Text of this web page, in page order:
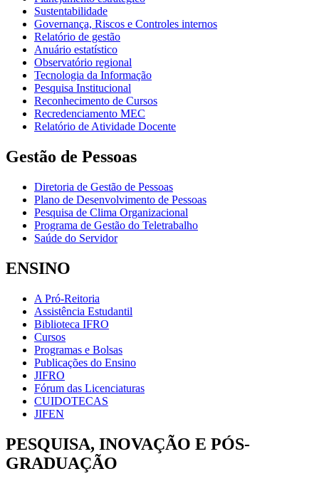
Sustentabilidade
Governança, Riscos e Controles internos
Relatório de gestão
Anuário estatístico
Observatório regional
Tecnologia da Informação
Pesquisa Institucional
Reconhecimento de Cursos
Recredenciamento MEC
Relatório de Atividade Docente
Gestão de Pessoas
Diretoria de Gestão de Pessoas
Plano de Desenvolvimento de Pessoas
Pesquisa de Clima Organizacional
Programa de Gestão do Teletrabalho
Saúde do Servidor
ENSINO
A Pró-Reitoria
Assistência Estudantil
Biblioteca IFRO
Cursos
Programas e Bolsas
Publicações do Ensino
JIFRO
Fórum das Licenciaturas
CUIDOTECAS
JIFEN
PESQUISA, INOVAÇÃO E PÓS-
GRADUAÇÃO